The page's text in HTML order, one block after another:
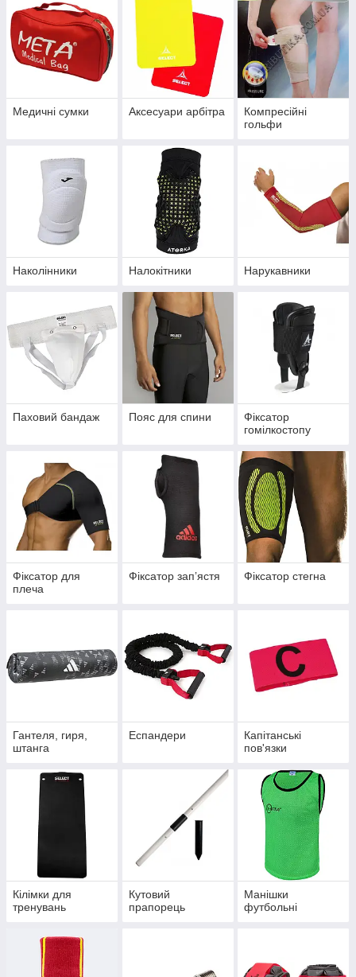
Медичні сумки Аксесуари арбітра
Компресійні
гольфи
Наколінники Налокітники Нарукавники
Паховий бандаж Пояс для спини
Фіксатор
гомілкостопу
Фіксатор для
плеча
Фіксатор запʼястя Фіксатор стегна
Гантеля, гиря,
штанга
Еспандери
Капітанські
пов'язки
Кілімки для
тренувань
Кутовий
прапорець
Манішки
футбольні